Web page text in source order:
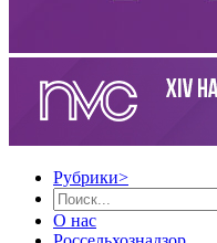
Рубрики>
О нас